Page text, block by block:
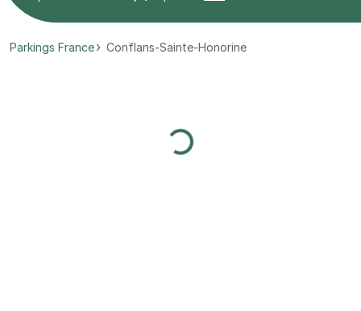
Parkings France Conflans-Sainte-Honorine